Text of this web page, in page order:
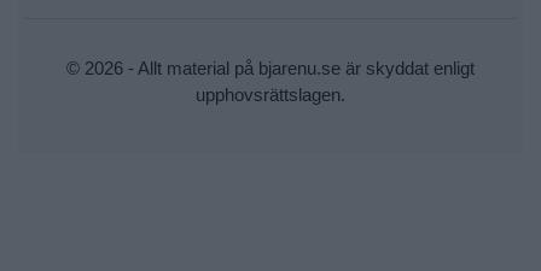
© 2026 - Allt material på bjarenu.se är skyddat enligt
upphovsrättslagen.